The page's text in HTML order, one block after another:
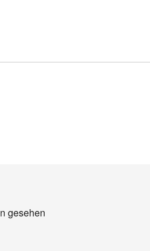
gesehen